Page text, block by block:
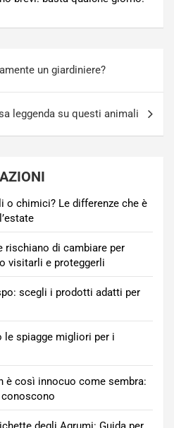
un giardiniere?
leggenda su questi animali
o chimici? Le differenze che è
rischiano di cambiare per
visitarli e proteggerli
scegli i prodotti adatti per
le spiagge migliori per i
è così innocuo come sembra: